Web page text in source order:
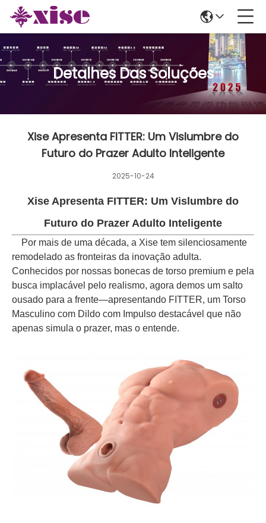
Detalhes Das Soluções
Xise Apresenta FITTER: Um Vislumbre do
Futuro do Prazer Adulto Inteligente
2025-10-24
Xise Apresenta FITTER: Um Vislumbre do
Futuro do Prazer Adulto Inteligente
Por mais de uma década, a Xise tem silenciosamente
remodelado as fronteiras da inovação adulta.
Conhecidos por nossas bonecas de torso premium e pela
busca implacável pelo realismo, agora demos um salto
ousado para a frente—apresentando FITTER, um Torso
Masculino com Dildo com Impulso destacável que não
apenas simula o prazer, mas o entende.